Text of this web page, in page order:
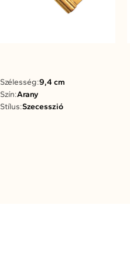
Szélesség:9,4 cm
Szín:Arany
Stílus:Szecesszió